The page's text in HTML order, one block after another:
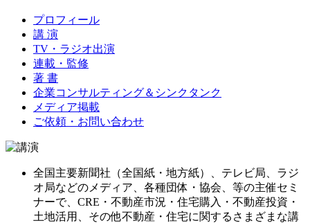
プロフィール
講 演
TV・ラジオ出演
連載・監修
著 書
企業コンサルティング＆シンクタンク
メディア掲載
ご依頼・お問い合わせ
全国主要新聞社（全国紙・地方紙）、テレビ局、ラジ
オ局などのメディア、各種団体・協会、等の主催セミ
ナーで、CRE・不動産市況・住宅購入・不動産投資・
土地活用、その他不動産・住宅に関するさまざまな講